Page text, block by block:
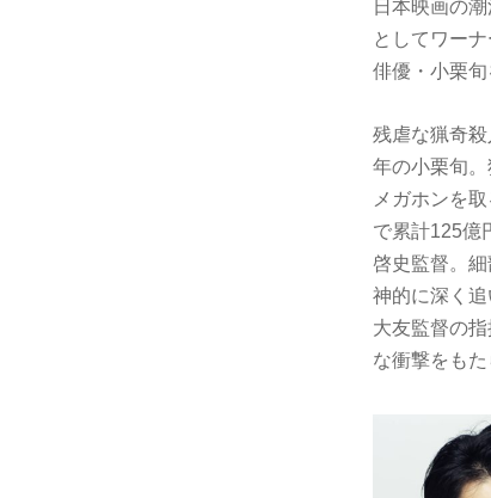
日本映画の
としてワー
俳優・小栗
残虐な猟奇
年の小栗旬
メガホンを
で累計125億
啓史監督。
神的に深く追
大友監督の
な衝撃をも